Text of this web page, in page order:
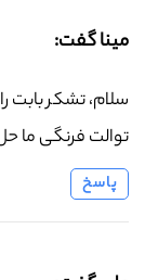
مینا گفت:
سلام، تشکر
توالت فرنگی ما
پاسخ